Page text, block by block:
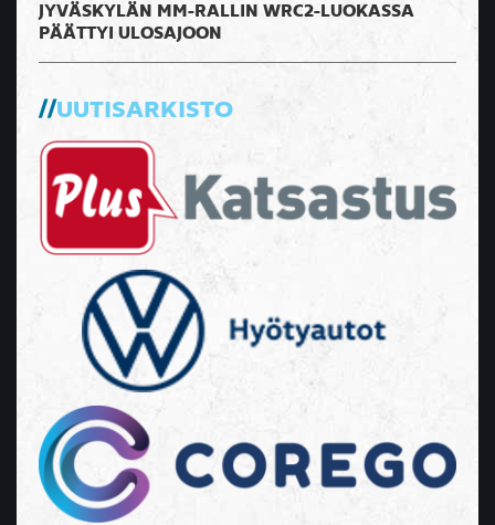
JYVÄSKYLÄN MM-RALLIN WRC2-LUOKASSA
PÄÄTTYI ULOSAJOON
UUTISARKISTO